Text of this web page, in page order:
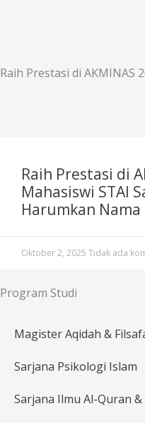
Raih Prestasi di AKMINAS
Raih Prestasi di
Mahasiswi STAI
Harumkan Nama
Oktober 2, 2025 Tidak ada
Program Studi
Magister Aqidah &
Sarjana Psikologi Islam
Sarjana Ilmu Al-Quran